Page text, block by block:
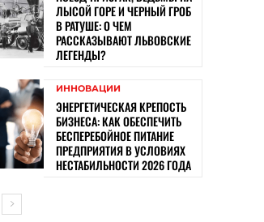
ЛЫСОЙ ГОРЕ И ЧЕРНЫЙ ГРОБ
В РАТУШЕ: О ЧЕМ
РАССКАЗЫВАЮТ ЛЬВОВСКИЕ
ЛЕГЕНДЫ?
ИННОВАЦИИ
ЭНЕРГЕТИЧЕСКАЯ КРЕПОСТЬ
БИЗНЕСА: КАК ОБЕСПЕЧИТЬ
БЕСПЕРЕБОЙНОЕ ПИТАНИЕ
ПРЕДПРИЯТИЯ В УСЛОВИЯХ
НЕСТАБИЛЬНОСТИ 2026 ГОДА